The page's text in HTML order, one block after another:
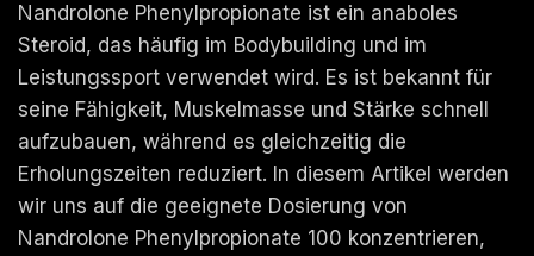
Nandrolone Phenylpropionate ist ein anaboles
Steroid, das häufig im Bodybuilding und im
Leistungssport verwendet wird. Es ist bekannt für
seine Fähigkeit, Muskelmasse und Stärke schnell
aufzubauen, während es gleichzeitig die
Erholungszeiten reduziert. In diesem Artikel werden
wir uns auf die geeignete Dosierung von
Nandrolone Phenylpropionate 100 konzentrieren,